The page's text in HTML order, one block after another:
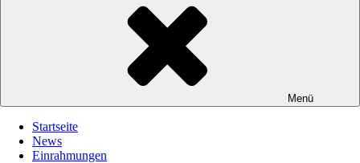
Menü
Startseite
News
Einrahmungen